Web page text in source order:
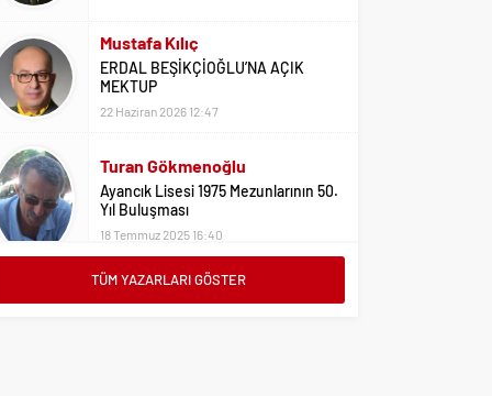
MEKTUP
22 Haziran 2026 12:47
Yıl Buluşması
18 Temmuz 2025 16:40
Bu Sene Fenerbahçe Ülke Puanlarını
TÜM YAZARLARI GÖSTER